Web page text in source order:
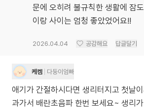
문에 오히려 불규칙한 생활에 잠
이랑 사이는 엄청 좋았었어요!!
2026.04.04 공감해요 답글달기
케켐 다둥이엄빠
애기가 간절하시다면 생리터지고 첫날
과가서 배란초음파 한번 보세요~ 생리